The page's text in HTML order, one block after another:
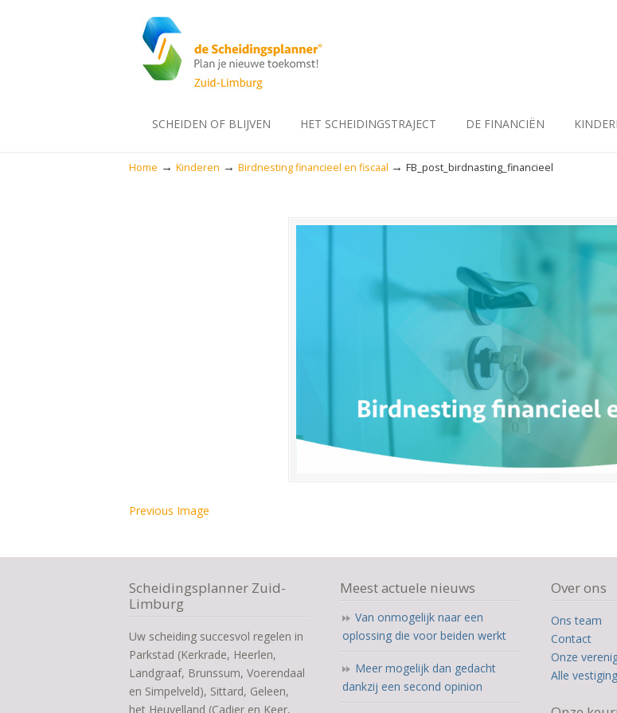
SCHEIDEN OF BLIJVEN HET SCHEIDINGSTRAJECT DE FINANCIËN
Home → Kinderen → Birdnesting financieel en fiscaal → FB_post_birdnasting_financieel
Previous Image
Scheidingsplanner Zuid-
Limburg
Uw scheiding succesvol regelen in
Parkstad (Kerkrade, Heerlen,
Landgraaf, Brunssum, Voerendaal
en Simpelveld), Sittard, Geleen,
het Heuvelland (Cadier en Keer,
Meest actuele nieuws
Van onmogelijk naar een
oplossing die voor beiden werkt
Meer mogelijk dan gedacht
dankzij een second opinion
Over ons
Ons team
Contact
Onze
Alle